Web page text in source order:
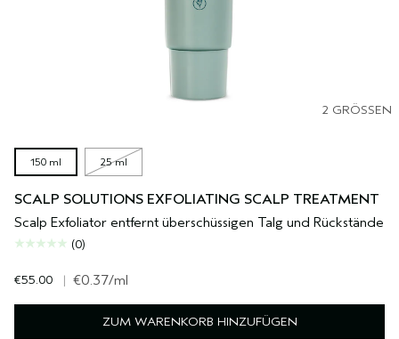
2 GRÖSSEN
150 ml 25 ml
SCALP SOLUTIONS EXFOLIATING SCALP TREATMENT
Scalp Exfoliator entfernt überschüssigen Talg und Rückstände
(0)
€55.00 | €0.37/ml
ZUM WARENKORB HINZUFÜGEN